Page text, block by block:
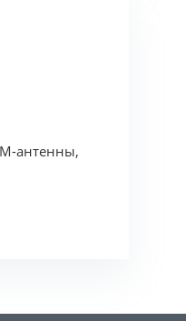
антенны,